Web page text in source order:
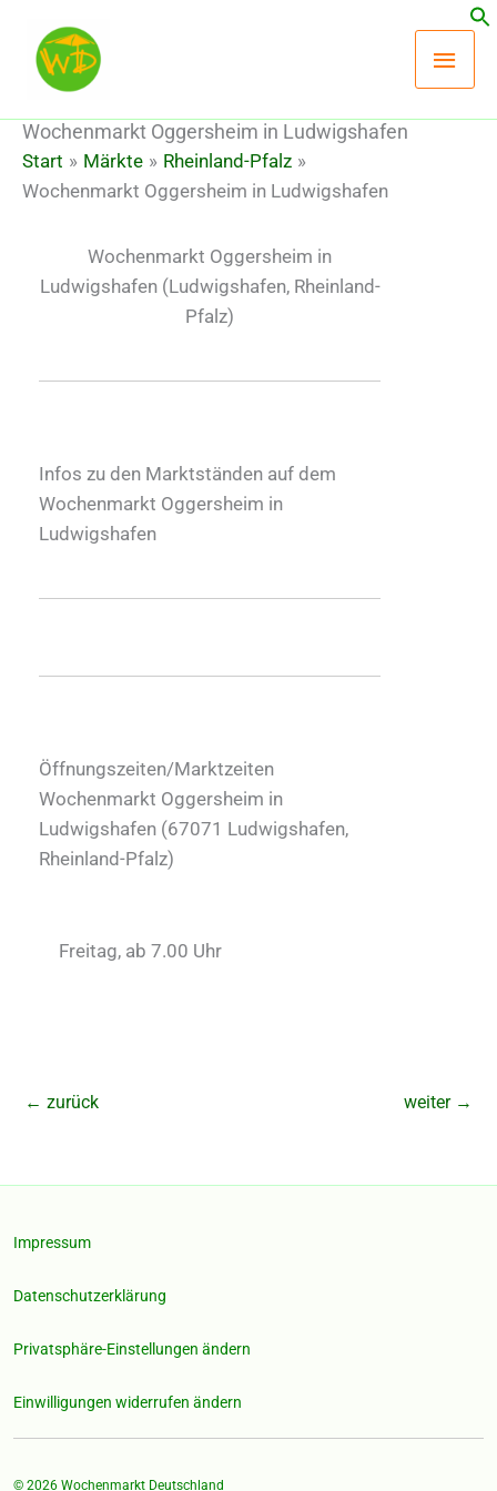
Inhalt
springen
Wochenmarkt Oggersheim in Ludwigshafen
Start Märkte
Rheinland-Pfalz
Wochenmarkt Oggersheim in Ludwigshafen
Wochenmarkt Oggersheim in
Ludwigshafen(Ludwigshafen, Rheinland-
Pfalz)
Infos zu den Marktständen auf dem
Wochenmarkt Oggersheim in
Ludwigshafen
Öffnungszeiten/Marktzeiten
Wochenmarkt Oggersheim in
Ludwigshafen (67071 Ludwigshafen,
Rheinland-Pfalz)
Freitag, ab 7.00 Uhr
← zurück weiter →
Impressum
Datenschutzerklärung
Privatsphäre-Einstellungen ändern
Einwilligungen widerrufen ändern
© 2026 Wochenmarkt Deutschland